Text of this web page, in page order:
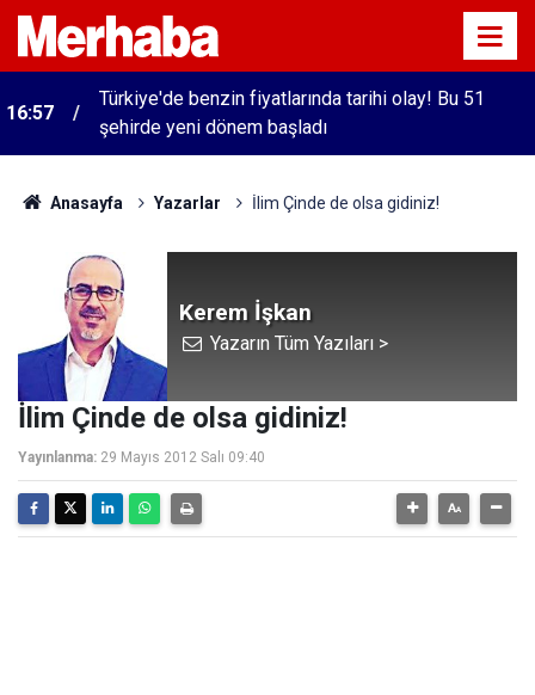
16:57
Türkiye'de benzin fiyatlarında tarihi olay! Bu 51
şehirde yeni dönem başladı
Anasayfa Yazarlar İlim Çinde de olsa gidiniz!
Kerem İşkan
Yazarın Tüm Yazıları >
İlim Çinde de olsa gidiniz!
Yayınlanma: 29 Mayıs 2012 Salı 09:40